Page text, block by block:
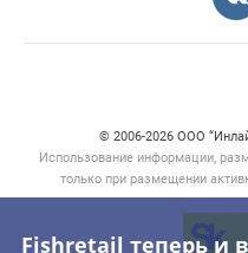
Fishretail теперь и в
© 2006‑2026 ООО
Использование информации,
только при размещении